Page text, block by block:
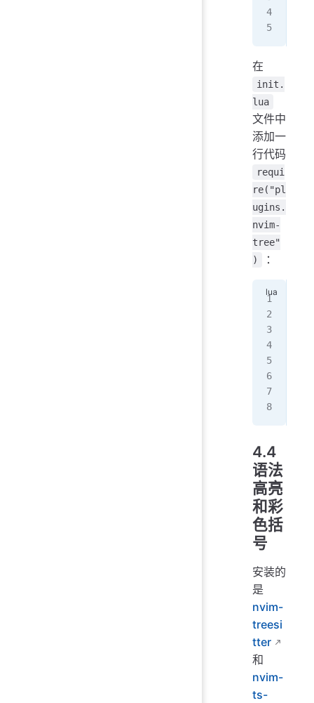
在
init.
lua
文件中
添加一
行代码
requi
re("pl
ugins.
nvim-
tree"
)
：
4.4
语法
高亮
和彩
色括
号
安装的
是
nvim-
treesi
tter
和
nvim-
ts-